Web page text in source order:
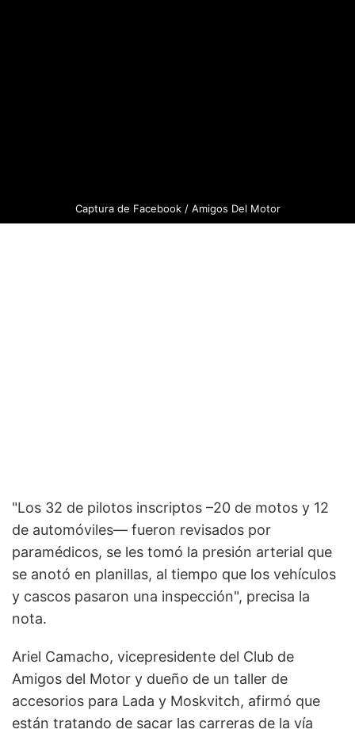
Captura de Facebook / Amigos Del Motor
"Los 32 de pilotos inscriptos –20 de motos y 12
de automóviles— fueron revisados por
paramédicos, se les tomó la presión arterial que
se anotó en planillas, al tiempo que los vehículos
y cascos pasaron una inspección", precisa la
nota.
Ariel Camacho, vicepresidente del Club de
Amigos del Motor y dueño de un taller de
accesorios para Lada y Moskvitch, afirmó que
están tratando de sacar las carreras de la vía